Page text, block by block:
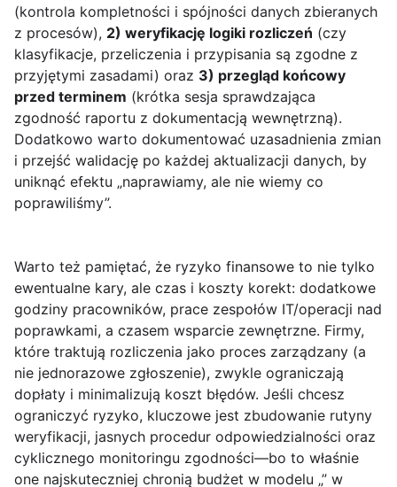
(kontrola kompletności i spójności danych zbieranych
z procesów), 2) weryfikację logiki rozliczeń (czy
klasyfikacje, przeliczenia i przypisania są zgodne z
przyjętymi zasadami) oraz 3) przegląd końcowy
przed terminem (krótka sesja sprawdzająca
zgodność raportu z dokumentacją wewnętrzną).
Dodatkowo warto dokumentować uzasadnienia zmian
i przejść walidację po każdej aktualizacji danych, by
uniknąć efektu „naprawiamy, ale nie wiemy co
poprawiliśmy”.
Warto też pamiętać, że ryzyko finansowe to nie tylko
ewentualne kary, ale czas i koszty korekt: dodatkowe
godziny pracowników, prace zespołów IT/operacji nad
poprawkami, a czasem wsparcie zewnętrzne. Firmy,
które traktują rozliczenia jako proces zarządzany (a
nie jednorazowe zgłoszenie), zwykle ograniczają
dopłaty i minimalizują koszt błędów. Jeśli chcesz
ograniczyć ryzyko, kluczowe jest zbudowanie rutyny
weryfikacji, jasnych procedur odpowiedzialności oraz
cyklicznego monitoringu zgodności—bo to właśnie
one najskuteczniej chronią budżet w modelu „” w